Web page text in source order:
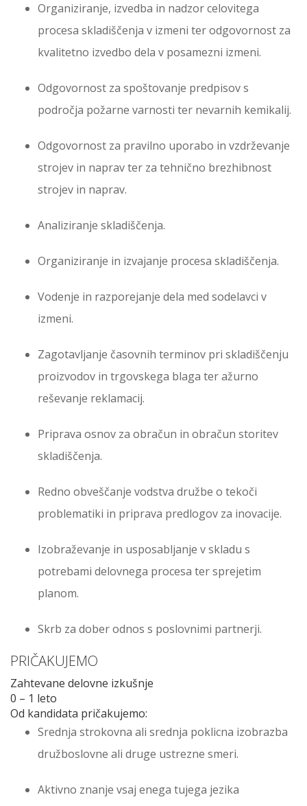
Organiziranje, izvedba in nadzor celovitega
procesa skladiščenja v izmeni ter odgovornost za
kvalitetno izvedbo dela v posamezni izmeni.
Odgovornost za spoštovanje predpisov s
področja požarne varnosti ter nevarnih kemikalij.
Odgovornost za pravilno uporabo in vzdrževanje
strojev in naprav ter za tehnično brezhibnost
strojev in naprav.
Analiziranje skladiščenja.
Organiziranje in izvajanje procesa skladiščenja.
Vodenje in razporejanje dela med sodelavci v
izmeni.
Zagotavljanje časovnih terminov pri skladiščenju
proizvodov in trgovskega blaga ter ažurno
reševanje reklamacij.
Priprava osnov za obračun in obračun storitev
skladiščenja.
Redno obveščanje vodstva družbe o tekoči
problematiki in priprava predlogov za inovacije.
Izobraževanje in usposabljanje v skladu s
potrebami delovnega procesa ter sprejetim
planom.
Skrb za dober odnos s poslovnimi partnerji.
PRIČAKUJEMO
Zahtevane delovne izkušnje
0 – 1 leto
Od kandidata pričakujemo:
Srednja strokovna ali srednja poklicna izobrazba
družboslovne ali druge ustrezne smeri.
Aktivno znanje vsaj enega tujega jezika